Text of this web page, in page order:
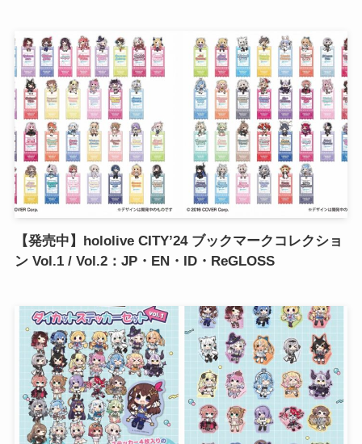
【発売中】hololive CITY’24 ブックマークコレクショ
ン Vol.1 / Vol.2：JP・EN・ID・ReGLOSS